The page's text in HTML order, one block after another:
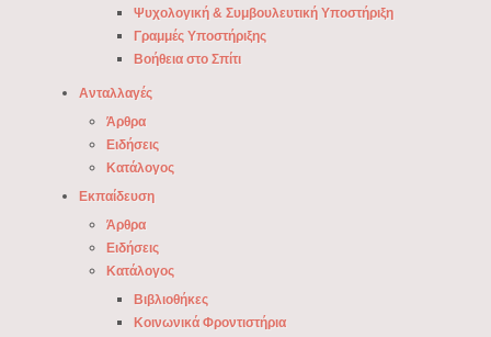
Ψυχολογική & Συμβουλευτική Υποστήριξη
Γραμμές Υποστήριξης
Βοήθεια στο Σπίτι
Ανταλλαγές
Άρθρα
Ειδήσεις
Κατάλογος
Εκπαίδευση
Άρθρα
Ειδήσεις
Κατάλογος
Βιβλιοθήκες
Κοινωνικά Φροντιστήρια